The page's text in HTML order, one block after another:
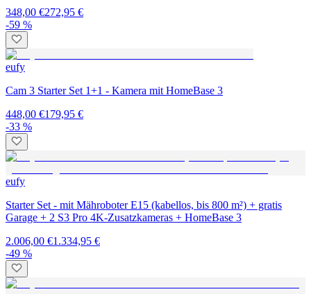
348,00 €272,95 €
-59 %
eufy
Cam 3 Starter Set 1+1 - Kamera mit HomeBase 3
448,00 €179,95 €
-33 %
eufy
Starter Set - mit Mähroboter E15 (kabellos, bis 800 m²) + gratis
Garage + 2 S3 Pro 4K-Zusatzkameras + HomeBase 3
2.006,00 €1.334,95 €
-49 %